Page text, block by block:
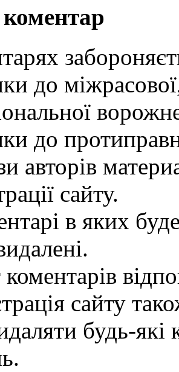
до
до
авторів
сайту.
в яких
коментарів
сайту
будь-які